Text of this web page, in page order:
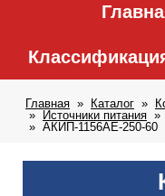
Главная Каталог
Источники питания
АКИП-1156АЕ-250-60